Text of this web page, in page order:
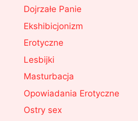
Dojrzałe Panie
Ekshibicjonizm
Erotyczne
Lesbijki
Masturbacja
Opowiadania Erotyczne
Ostry sex